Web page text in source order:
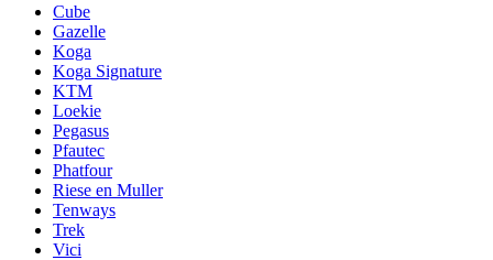
Cube
Gazelle
Koga
Koga Signature
KTM
Loekie
Pegasus
Pfautec
Phatfour
Riese en Muller
Tenways
Trek
Vici